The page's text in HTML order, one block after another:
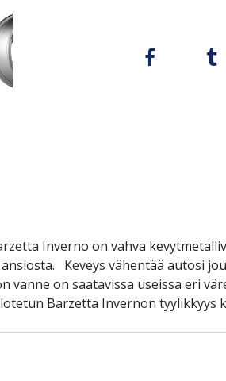
Inverno on vahva
Keveys vähentää autosi
on saatavissa useissa eri
Barzetta Invernon tyylikkyys